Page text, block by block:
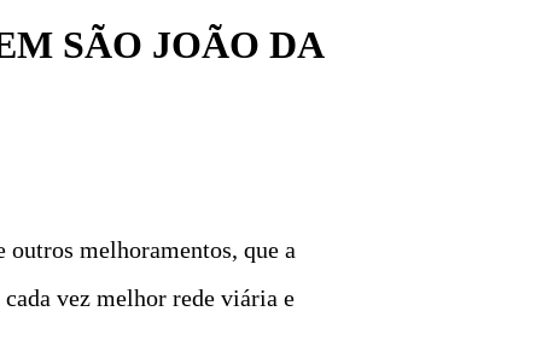
SÃO JOÃO DA
outros melhoramentos, que a
vez melhor rede viária e